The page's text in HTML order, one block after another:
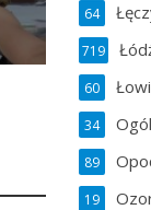
64
719
60
34
89
19